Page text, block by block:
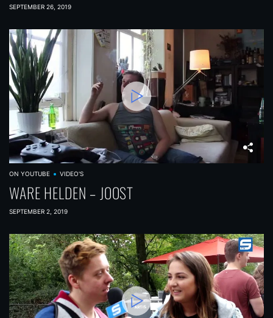
SEPTEMBER 26, 2019
ON YOUTUBE VIDEO'S
WARE HELDEN – JOOST
SEPTEMBER 2, 2019